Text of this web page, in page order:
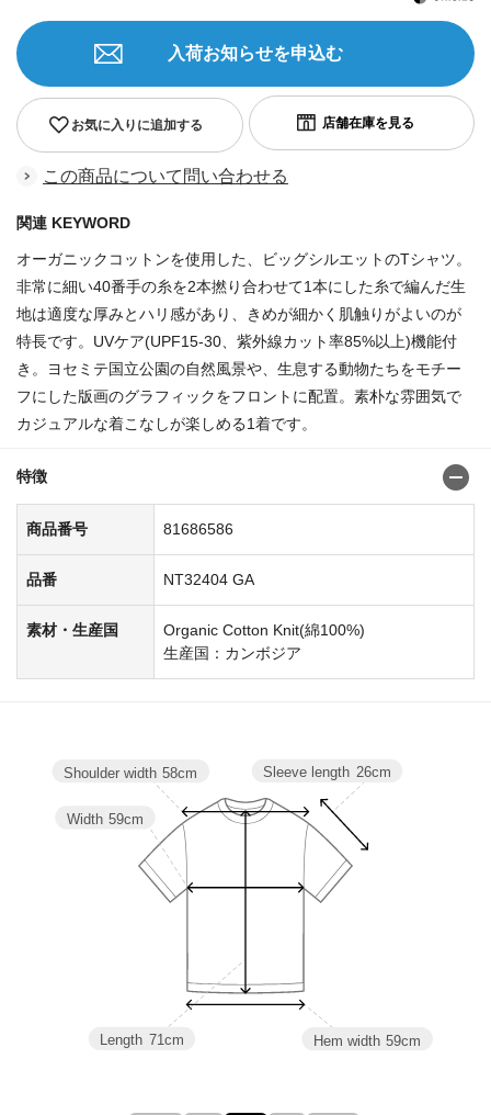
お気に入りに追加する
入荷お知らせを申込む
この商品について問い合わせる
関連 KEYWORD
オーガニックコットンを使用した、ビッグシルエットのTシャツ。
非常に細い40番手の糸を2本撚り合わせて1本にした糸で編んだ生
地は適度な厚みとハリ感があり、きめが細かく肌触りがよいのが
特長です。UVケア(UPF15-30、紫外線カット率85%以上)機能付
き。ヨセミテ国立公園の自然風景や、生息する動物たちをモチー
フにした版画のグラフィックをフロントに配置。素朴な雰囲気で
カジュアルな着こなしが楽しめる1着です。
特徴
商品番号 81686586
品番 NT32404 GA
素材・生産国
Organic Cotton Knit(綿100%)
生産国：カンボジア
Hem width 59cm
Sleeve length 26cm
Length 71cm
Width 59cm
Shoulder width 58cm